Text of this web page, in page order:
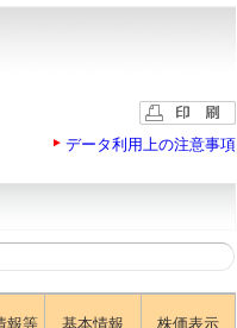
データ利用上の注意事項
報等 基本情報 株価表示